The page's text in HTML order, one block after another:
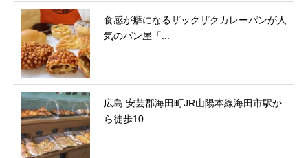
食感が癖になるザックザクカレーパンが人
気のパン屋「...
広島 安芸郡海田町JR山陽本線海田市駅か
ら徒歩10...